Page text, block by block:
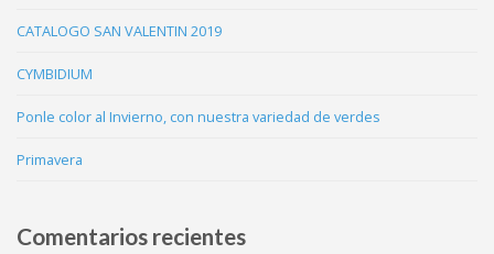
CATALOGO SAN VALENTIN 2019
CYMBIDIUM
Ponle color al Invierno, con nuestra variedad de verdes
Primavera
Comentarios recientes